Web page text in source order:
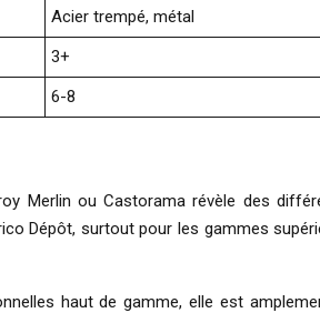
Acier trempé, métal
3+
6-8
Merlin ou Castorama révèle des
Dépôt, surtout pour les gammes
haut de gamme, elle est